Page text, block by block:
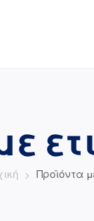
Προϊόντα